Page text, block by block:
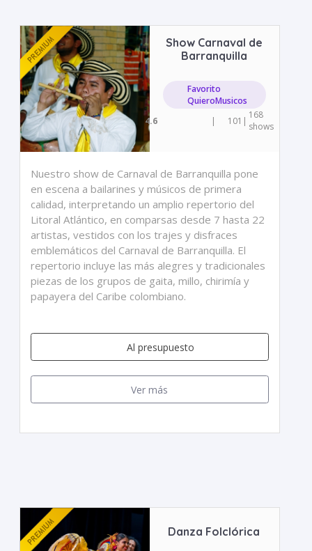
Show Carnaval de
Barranquilla
Favorito
QuieroMusicos
4.6
| 101 | 168
shows
Nuestro show de Carnaval de Barranquilla pone
en escena a bailarines y músicos de primera
calidad, interpretando un amplio repertorio del
Litoral Atlántico, en comparsas desde 7 hasta 22
artistas, vestidos con los trajes y disfraces
emblemáticos del Carnaval de Barranquilla. El
repertorio incluye las más alegres y tradicionales
piezas de los grupos de gaita, millo, chirimía y
papayera del Caribe colombiano.
Al presupuesto
Ver más
Danza Folclórica